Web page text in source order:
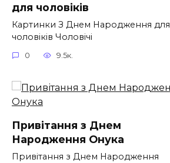
для чоловіків​
Картинки З Днем Народження для
чоловіків​ Чоловічі
0 9.5к.
Привітання з Днем
Народження Онука
Привітання з Днем Народження